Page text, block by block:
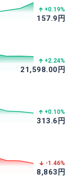
+0.19%
157.9 円
+2.24%
21,598.00 円
+0.10%
313.6 円
-1.46%
8,863 円